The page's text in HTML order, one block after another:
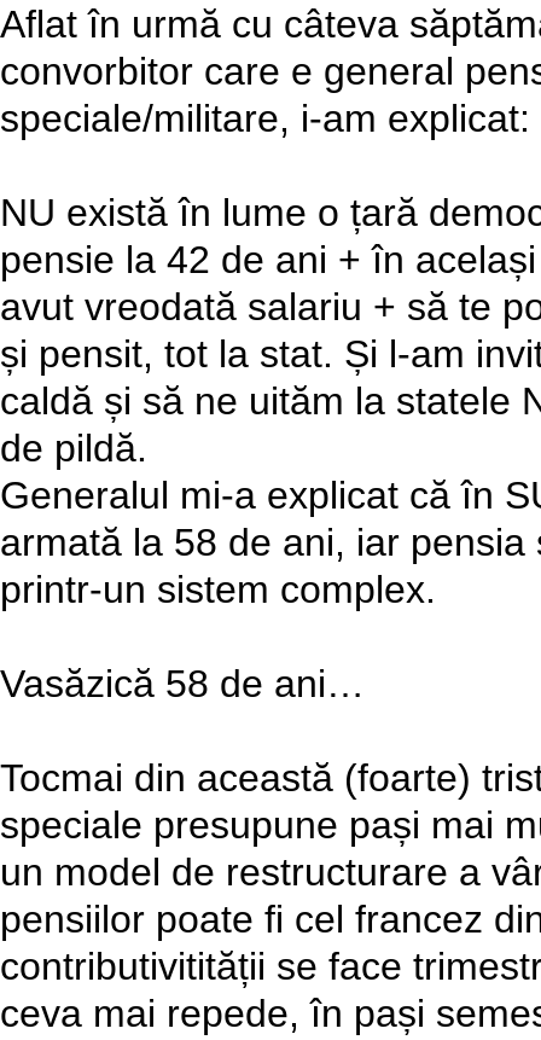
Aflat în urmă cu câteva
convorbitor care e general
speciale/militare, i-am explicat:
NU există în lume o țară
pensie la 42 de ani + în
avut vreodată salariu + să te
și pensit, tot la stat. Și l-am
caldă și să ne uităm la statele
de pildă.
Generalul mi-a explicat că în
armată la 58 de ani, iar
printr-un sistem complex.
Vasăzică 58 de ani…
Tocmai din această (foarte)
speciale presupune pași mai
un model de restructurare a
pensiilor poate fi cel francez
contributivitității se face
ceva mai repede, în pași